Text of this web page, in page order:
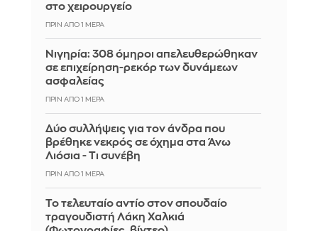
στο χειρουργείο
ΠΡΙΝ ΑΠΌ 1 ΜΈΡΑ
Νιγηρία: 308 όμηροι απελευθερώθηκαν
σε επιχείρηση-ρεκόρ των δυνάμεων
ασφαλείας
ΠΡΙΝ ΑΠΌ 1 ΜΈΡΑ
Δύο συλλήψεις για τον άνδρα που
βρέθηκε νεκρός σε όχημα στα Άνω
Λιόσια - Τι συνέβη
ΠΡΙΝ ΑΠΌ 1 ΜΈΡΑ
Το τελευταίο αντίο στον σπουδαίο
τραγουδιστή Λάκη Χαλκιά